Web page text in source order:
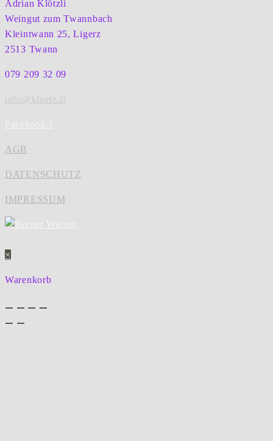
Adrian Klötzli
Weingut zum Twannbach
Kleintwann 25, Ligerz
2513 Twann
079 209 32 09
info@kloetz.li
AGB
DATENSCHUTZ
IMPRESSUM
×
Warenkorb